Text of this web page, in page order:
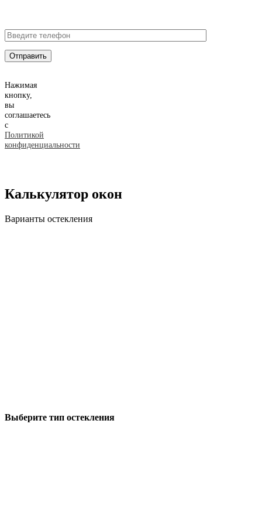
Нажимая
кнопку,
вы
соглашаетесь
с
Политикой
конфиденциальности
Калькулятор окон
Варианты остекления
Выберите тип остекления